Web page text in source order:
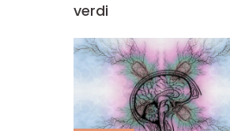
verdi